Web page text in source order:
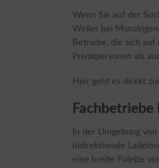
Wenn Sie auf der
Weiler bei
Betriebe, die sich auf
Privatpersonen als
Hier geht es direkt
In der Umgebung
bidirektionale
eine breite Palette